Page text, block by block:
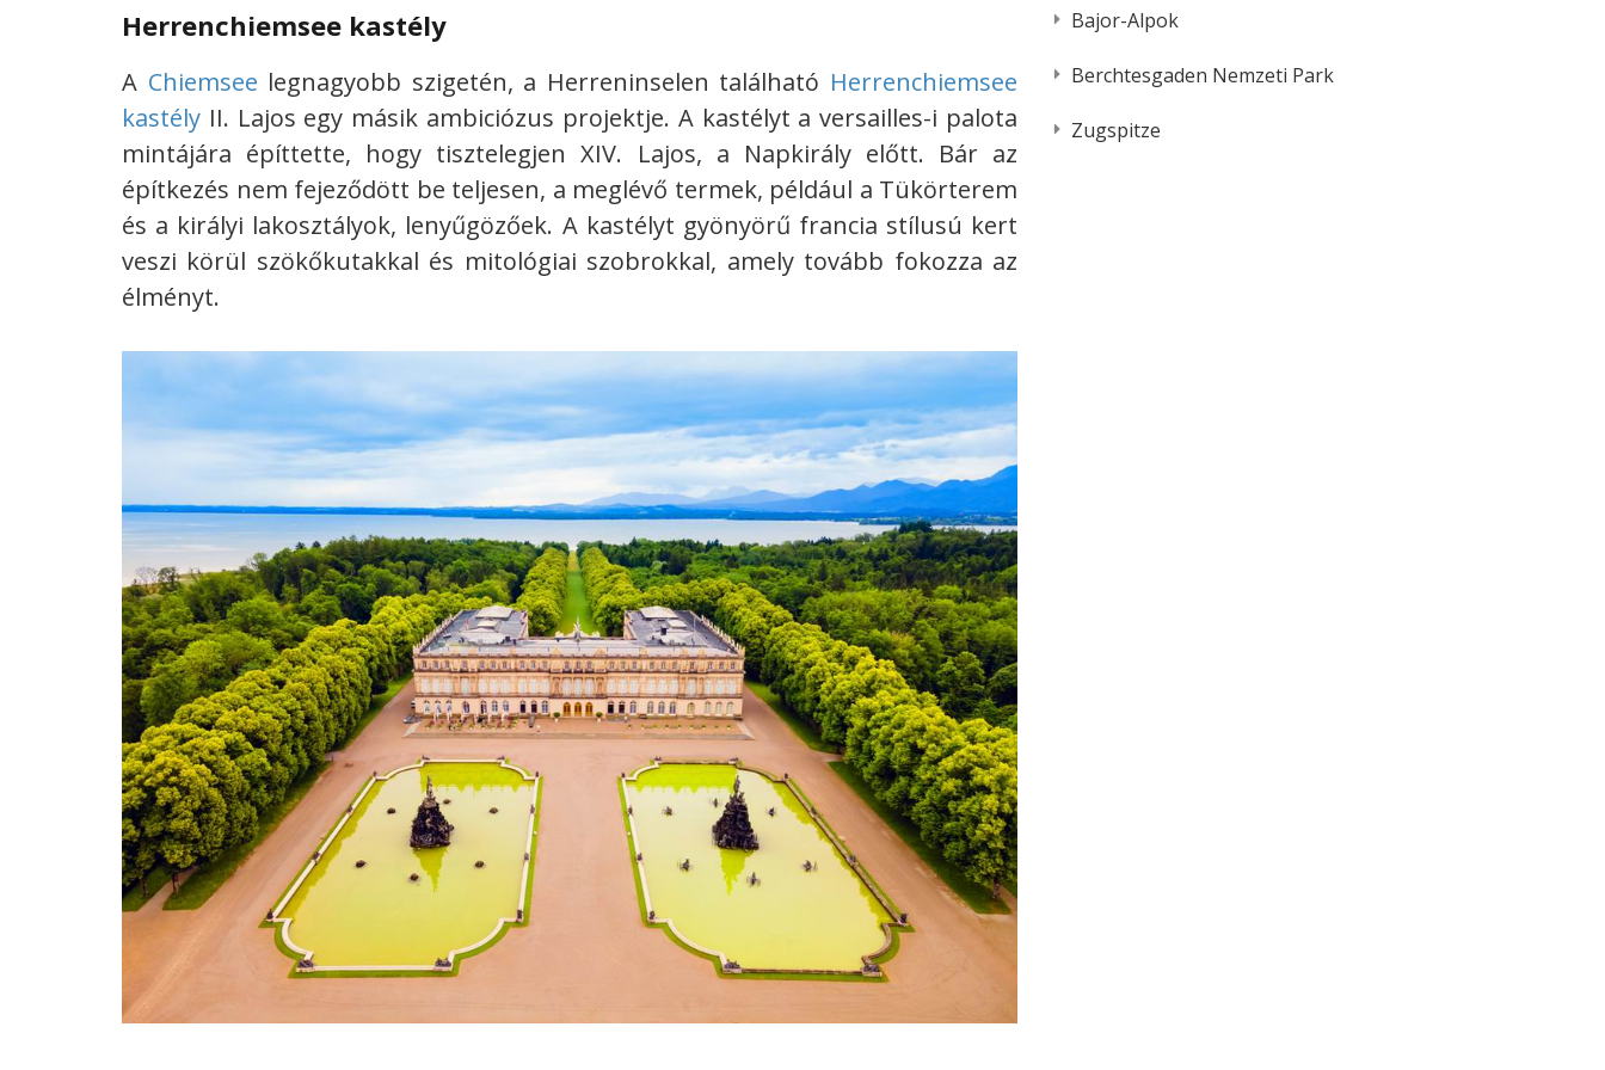
Herrenchiemsee kastély
A Chiemsee legnagyobb szigetén, a Herreninselen található Herrenchiemsee
kastély II. Lajos egy másik ambiciózus projektje. A kastélyt a versailles-i palota
mintájára építtette, hogy tisztelegjen XIV. Lajos, a Napkirály előtt. Bár az
építkezés nem fejeződött be teljesen, a meglévő termek, például a Tükörterem
és a királyi lakosztályok, lenyűgözőek. A kastélyt gyönyörű francia stílusú kert
veszi körül szökőkutakkal és mitológiai szobrokkal, amely tovább fokozza az
élményt.
Bajor-Alpok
Berchtesgaden Nemzeti Park
Zugspitze